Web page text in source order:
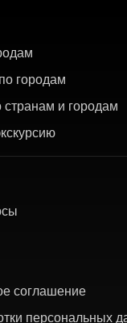
городам
странам и городам
соглашение
персональных